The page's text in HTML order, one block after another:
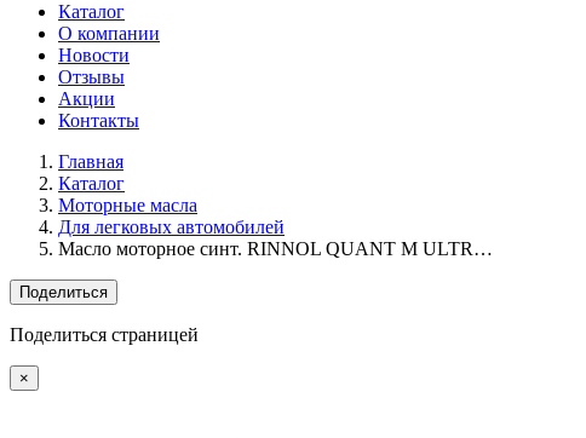
Каталог
О компании
Новости
Отзывы
Акции
Контакты
Главная
Каталог
Моторные масла
Для легковых автомобилей
Масло моторное синт. RINNOL QUANT М ULTR…
Поделиться
Поделиться страницей
×